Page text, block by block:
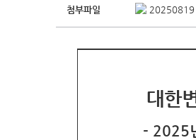
첨부파일 20250819
대한
- 2025